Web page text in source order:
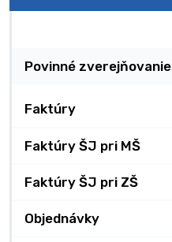
Povinné zverejňovanie
Faktúry
Faktúry ŠJ pri MŠ
Faktúry ŠJ pri ZŠ
Objednávky